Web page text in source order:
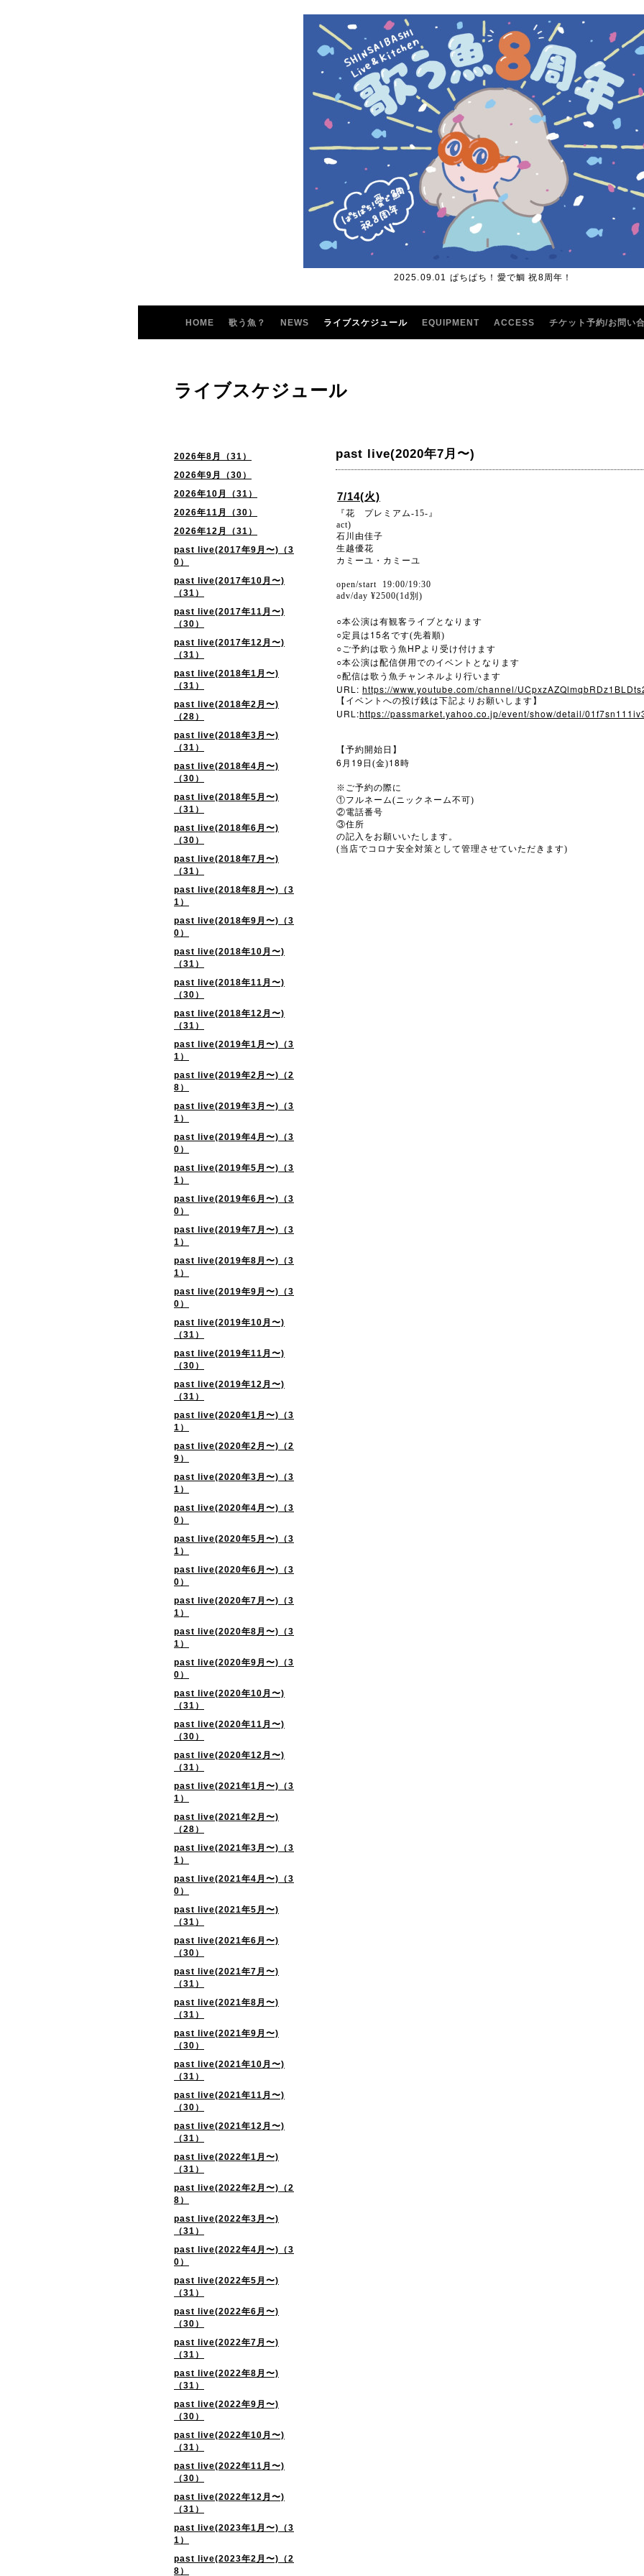
2025.09.01 ぱちぱち！愛で鯛 祝8周年！
HOME 歌う魚？ NEWS ライブスケジュール EQUIPMENT ACCESS チケット予約/お問い
2026年8月（31）
2026年9月（30）
2026年10月（31）
2026年11月（30）
2026年12月（31）
past live(2017年9月〜)（3
0）
past live(2017年10月〜)
（31）
past live(2017年11月〜)
（30）
past live(2017年12月〜)
（31）
past live(2018年1月〜)
（31）
past live(2018年2月〜)
（28）
past live(2018年3月〜)
（31）
past live(2018年4月〜)
（30）
past live(2018年5月〜)
（31）
past live(2018年6月〜)
（30）
past live(2018年7月〜)
（31）
past live(2018年8月〜)（3
1）
past live(2018年9月〜)（3
0）
past live(2018年10月〜)
（31）
past live(2018年11月〜)
（30）
past live(2018年12月〜)
（31）
past live(2019年1月〜)（3
1）
past live(2019年2月〜)（2
8）
past live(2019年3月〜)（3
1）
past live(2019年4月〜)（3
0）
past live(2019年5月〜)（3
1）
past live(2019年6月〜)（3
0）
past live(2019年7月〜)（3
1）
past live(2019年8月〜)（3
1）
past live(2019年9月〜)（3
0）
past live(2019年10月〜)
（31）
past live(2019年11月〜)
（30）
past live(2019年12月〜)
（31）
past live(2020年1月〜)（3
1）
past live(2020年2月〜)（2
9）
past live(2020年3月〜)（3
1）
past live(2020年4月〜)（3
0）
past live(2020年5月〜)（3
1）
past live(2020年6月〜)（3
0）
past live(2020年7月〜)（3
1）
past live(2020年8月〜)（3
1）
past live(2020年9月〜)（3
0）
past live(2020年10月〜)
（31）
past live(2020年11月〜)
（30）
past live(2020年12月〜)
（31）
past live(2021年1月〜)（3
1）
past live(2021年2月〜)
（28）
past live(2021年3月〜)（3
1）
past live(2021年4月〜)（3
0）
past live(2021年5月〜)
（31）
past live(2021年6月〜)
（30）
past live(2021年7月〜)
（31）
past live(2021年8月〜)
（31）
past live(2021年9月〜)
（30）
past live(2021年10月〜)
（31）
past live(2021年11月〜)
（30）
past live(2021年12月〜)
（31）
past live(2022年1月〜)
（31）
past live(2022年2月〜)（2
8）
past live(2022年3月〜)
（31）
past live(2022年4月〜)（3
0）
past live(2022年5月〜)
（31）
past live(2022年6月〜)
（30）
past live(2022年7月〜)
（31）
past live(2022年8月〜)
（31）
past live(2022年9月〜)
（30）
past live(2022年10月〜)
（31）
past live(2022年11月〜)
（30）
past live(2022年12月〜)
（31）
past live(2023年1月〜)（3
1）
past live(2023年2月〜)（2
8）
ライブスケジュール
past live(2020年7月〜)
7/14(火)
『花 プレミアム-15-』
act)
石川由佳子
生越優花
カミーユ・カミーユ
open/start 19:00/19:30
adv/day ¥2500(1d別)
○本公演は有観客ライブとなります
○定員は 15名です(先着順)
○ご予約は歌う魚 HPより受け付けます
○本公演は配信併用でのイベントとなります
○配信は歌う魚チャンネルより行います
URL: https://www.youtube.com/channel/
【イベントへの投げ銭は下記よりお願いします】
URL:https://passmarket.yahoo.co.jp/event/show/detail/
【予約開始日】
6 月 19 日(金)18時
※ ご予約の際に
①フルネーム(ニックネーム不可)
②電話番号
③住所
の記入をお願いいたします。
(当店でコロナ安全対策として管理させていただきます)